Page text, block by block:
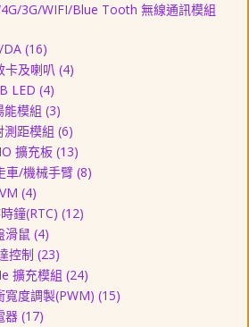
3G/WIFI/Blue Tooth 無線通訊模組
DA (16)
卡及喇叭 (4)
LED (4)
能模組 (3)
測距模組 (6)
擴充板 (13)
車/機械手臂 (8)
(4)
鐘(RTC) (12)
滑鼠 (4)
控制 (23)
擴充模組 (24)
寬度調製(PWM) (15)
器 (17)